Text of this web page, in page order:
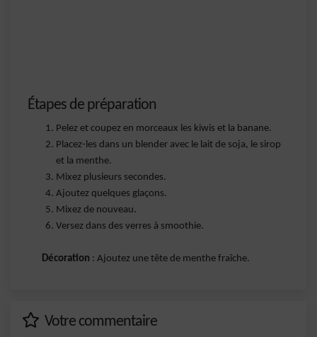
Étapes de préparation
Pelez et coupez en morceaux les kiwis et la banane.
Placez-les dans un blender avec le lait de soja, le sirop
et la menthe.
Mixez plusieurs secondes.
Ajoutez quelques glaçons.
Mixez de nouveau.
Versez dans des verres à smoothie.
Décoration : Ajoutez une tête de menthe fraîche.
Votre commentaire